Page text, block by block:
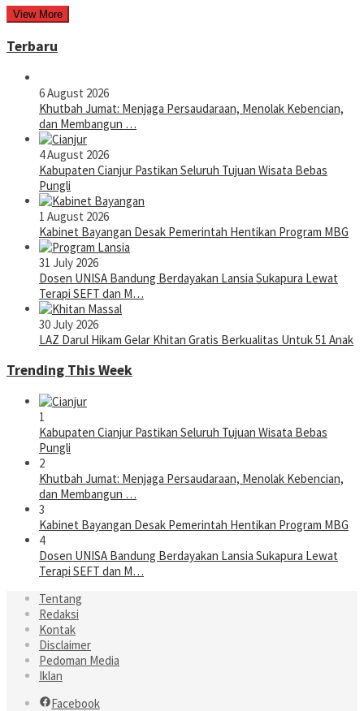
View More
Terbaru
6 August 2026
Khutbah Jumat: Menjaga Persaudaraan, Menolak Kebencian,
dan Membangun …
4 August 2026
Kabupaten Cianjur Pastikan Seluruh Tujuan Wisata Bebas
Pungli
1 August 2026
Kabinet Bayangan Desak Pemerintah Hentikan Program MBG
31 July 2026
Dosen UNISA Bandung Berdayakan Lansia Sukapura Lewat
Terapi SEFT dan M…
30 July 2026
LAZ Darul Hikam Gelar Khitan Gratis Berkualitas Untuk 51 Anak
Trending This Week
1
Kabupaten Cianjur Pastikan Seluruh Tujuan Wisata Bebas
Pungli
2
Khutbah Jumat: Menjaga Persaudaraan, Menolak Kebencian,
dan Membangun …
3
Kabinet Bayangan Desak Pemerintah Hentikan Program MBG
4
Dosen UNISA Bandung Berdayakan Lansia Sukapura Lewat
Terapi SEFT dan M…
Tentang
Redaksi
Kontak
Disclaimer
Pedoman Media
Iklan
Facebook